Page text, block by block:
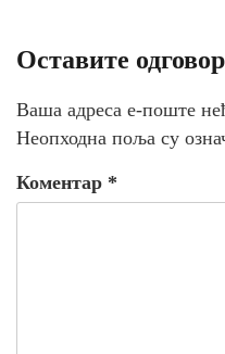
Оставите одговор
Ваша адреса е-поште
Неопходна поља су
Коментар *